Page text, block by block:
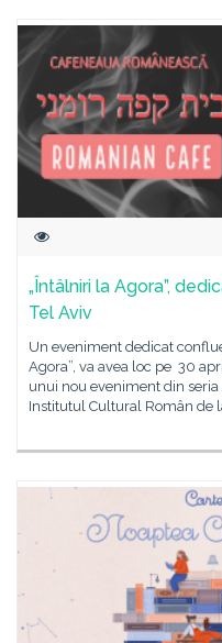
„Întâlniri la Agora”,
Tel Aviv
Un eveniment dedicat
Agora”, va avea loc pe 30
unui nou eveniment din seria
Institutul Cultural Român de